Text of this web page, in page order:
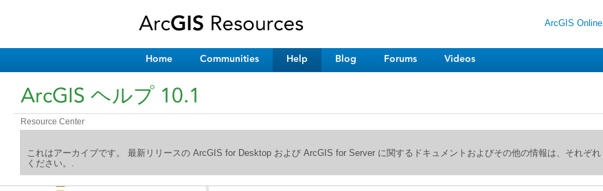
ArcGIS Online
Home Communities Help Blog Forums Videos
ArcGIS ヘルプ 10.1
Resource Center
これはアーカイブです。 最新リリースの ArcGIS for Desktop および ArcGIS for Server に関するドキュメントおよびその他の情報は、それぞれ
ください。.
はじめに
ツールの検索
ツールとツールボックスの管理
ツールの作成